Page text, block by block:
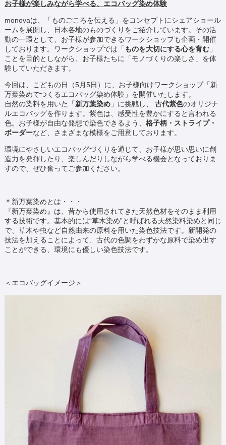
お子様が楽しみながら学べる、エコバッグ染め体験
monovaは、「ものごころを伝える」をコンセプトにシェアショール
ームを展開し、日本各地のものづくりをご紹介しています。その活
動の一環として、お子様が参加できるワークショップも企画・開催
しております。ワークショップでは「 ものを大切にする心を育む」
ことを目的としながら、お子様たちに「モノづくりの楽しさ」を体
験していただきます。
今回は、こどもの日（5月5日）に、お子様向けワークショップ「新
万葉染めでつくるエコバッグ染め体験」を開催いたします。
自然の染料を用いた「新万葉染め」に挑戦し、 古代紫色のオリジナ
ルエコバッグを作ります。紫色は、感受性を豊かにすると言われる
色。お子様が自由な発想で染色できるよう、 格子柄・ストライプ・
ボーダーなど、さまざまな模様をご用意しております。
環境にやさしいエコバッグづくりを通じて、お子様が思い思いに創
造力を発揮したり、楽しんだりしながら学べる機会となっておりま
すので、ぜひ奮ってご参加ください。
＊新万葉染めとは・・・
『新万葉染め』は、昔から使用されてきた天然色材をそのまま利用
する技術です。基本的には“草木染め”と呼ばれる天然染料染めと同じ
で、草木や虫など自然由来の原料を用いた染色技法です。新開発の
技法を加えることによって、古代の色調をわずかな原料で染め出す
ことができる、環境にも優しい染色技法です。
＜エコバッグイメージ＞